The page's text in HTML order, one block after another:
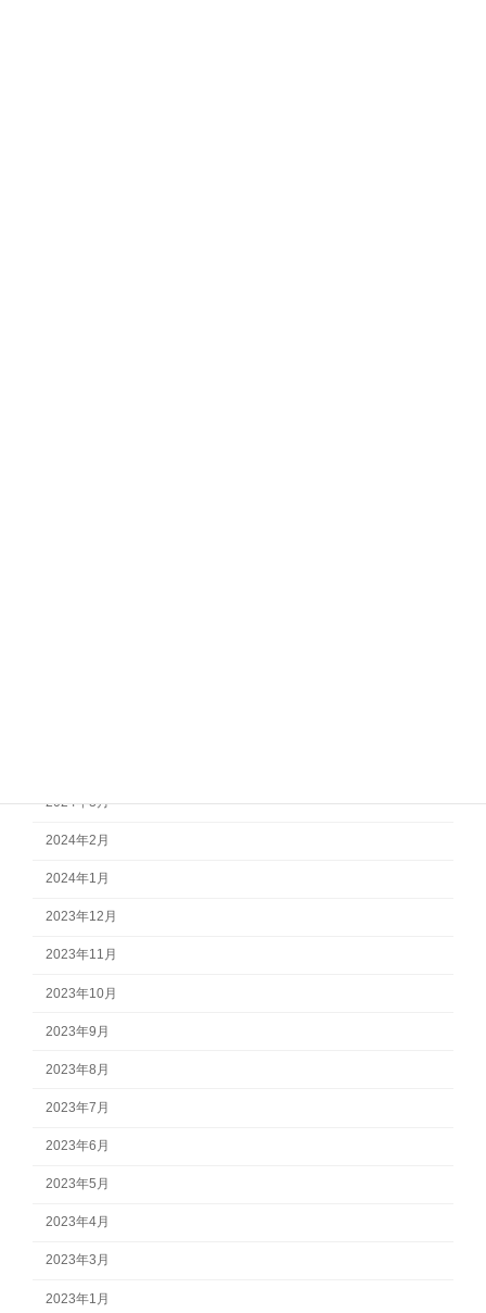
2024年3月
2024年2月
2024年1月
2023年12月
2023年11月
2023年10月
2023年9月
2023年8月
2023年7月
2023年6月
2023年5月
2023年4月
2023年3月
2023年1月